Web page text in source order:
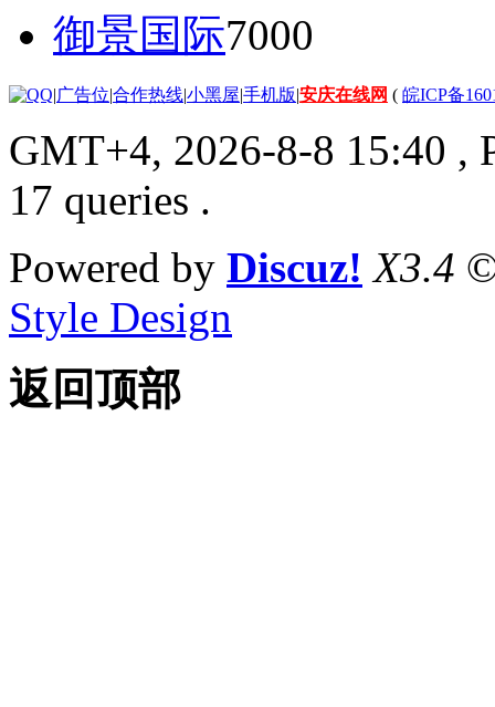
御景国际7000
|广告位|合作热线|小黑屋|手机版|安庆在线网 ( 皖ICP备
GMT+4, 2026-8-8 15:40 ,
17 queries .
Powered by Discuz! X3.4
Style Design
返回顶部